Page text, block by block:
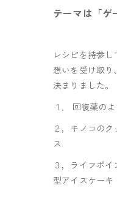
テーマは「ゲ
レシピを持参
想いを受け取り
決まりました。
１． 回復薬の
２，キノコの
ス
３，ライフポ
型アイスケーキ